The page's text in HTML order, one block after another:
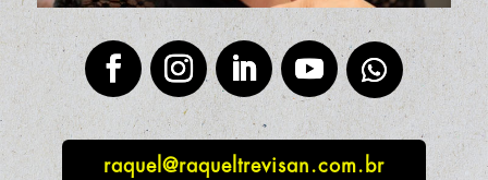
raquel@raqueltrevisan.com.br